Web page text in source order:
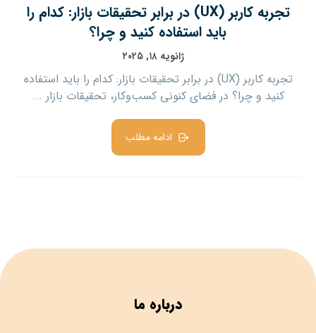
تجربه کاربر (UX) در برابر تحقیقات بازار: کدام را
باید استفاده کنید و چرا؟
ژانویه ۱۸, ۲۰۲۵
تجربه کاربر (UX) در برابر تحقیقات بازار: کدام را باید استفاده
کنید و چرا؟ در فضای کنونی کسب‌وکار، تحقیقات بازار ...
ادامه مطلب
درباره ما